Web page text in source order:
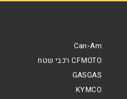
Can-Am
CFMOTO רכבי שטח
GASGAS
KYMCO